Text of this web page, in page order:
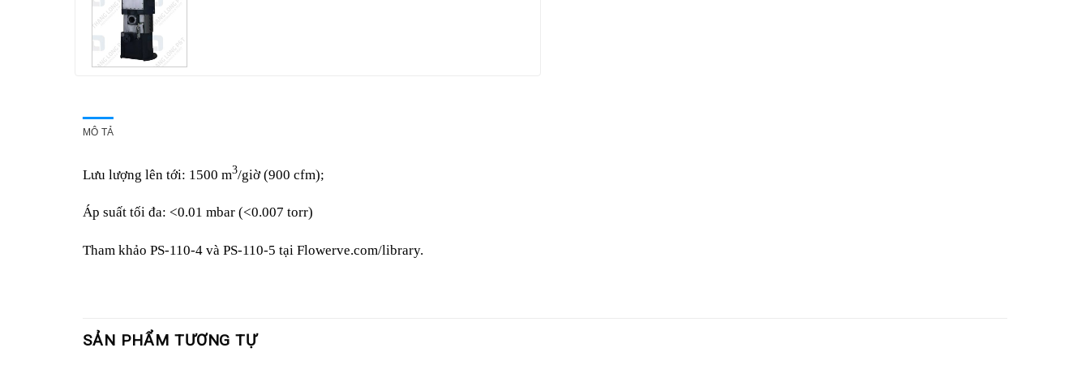
MÔ TẢ
Lưu lượng lên tới: 1500 m3/giờ (900 cfm);
Áp suất tối đa: <0.01 mbar (<0.007 torr)
Tham khảo PS-110-4 và PS-110-5 tại Flowerve.com/library.
SẢN PHẨM TƯƠNG TỰ